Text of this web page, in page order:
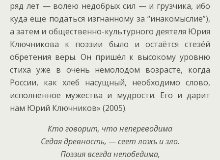
ряд лет — волею недобрых сил — и грузчика, ибо
куда ещё податься изгнанному за “инакомыслие”),
а затем и общественно-культурного деятеля Юрия
Ключникова к поэзии было и остаётся стезёй
обретения веры. Он пришёл к высокому уровню
стиха уже в очень немолодом возрасте, когда
России, как хлеб насущный, необходимо слово,
исполненное мужества и мудрости. Его и дарит
нам Юрий Ключников» (2005).
Кто говорит, что непереводима
Седая древность, — сеет ложь и зло.
Поэзия всегда непобедима,